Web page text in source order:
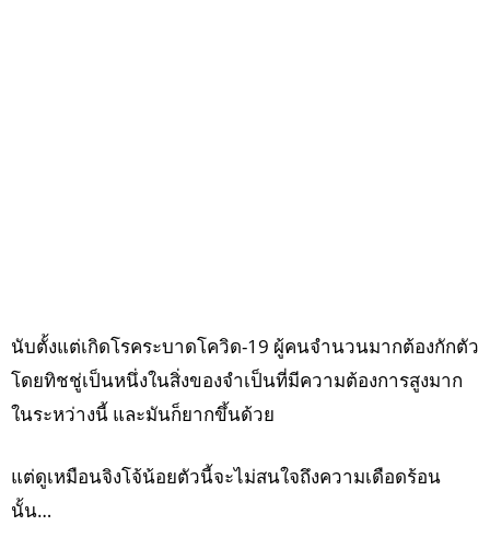
นับตั้งแต่เกิดโรคระบาดโควิด-19 ผู้คนจำนวนมากต้องกักตัว
โดยทิชชู่เป็นหนึ่งในสิ่งของจำเป็นที่มีความต้องการสูงมาก
ในระหว่างนี้ และมันก็ยากขึ้นด้วย
แต่ดูเหมือนจิงโจ้น้อยตัวนี้จะไม่สนใจถึงความเดือดร้อน
นั้น…